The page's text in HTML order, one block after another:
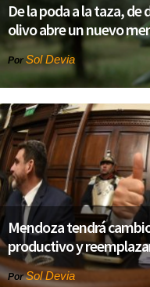
De la poda a la taza,
olivo abre un nuevo
Por Sol Devia
Mendoza tendrá
productivo y
PorSol Devia